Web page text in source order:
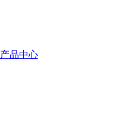
产品中心